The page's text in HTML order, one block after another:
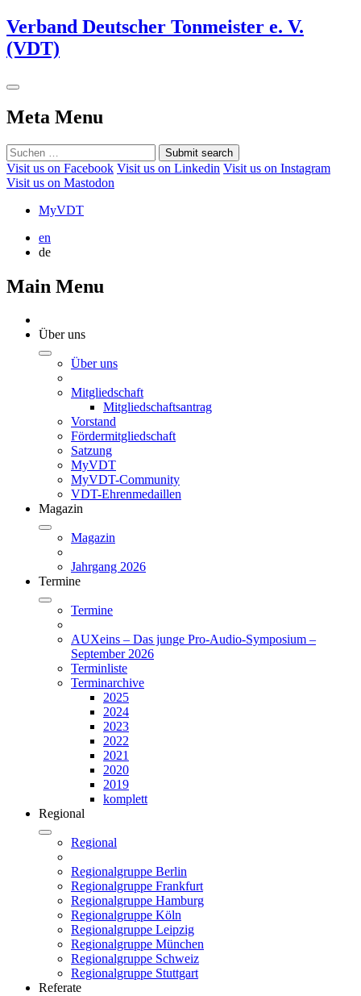
Verband Deutscher Tonmeister e. V.
(VDT)
Meta Menu
Submit search
Visit us on Facebook Visit us on Linkedin Visit us on Instagram
Visit us on Mastodon
MyVDT
en
de
Main Menu
Über uns
Über uns
Mitgliedschaft
Mitgliedschaftsantrag
Vorstand
Fördermitgliedschaft
Satzung
MyVDT
MyVDT-Community
VDT-Ehrenmedaillen
Magazin
Magazin
Jahrgang 2026
Termine
Termine
AUXeins – Das junge Pro-Audio-Symposium –
September 2026
Terminliste
Terminarchive
2025
2024
2023
2022
2021
2020
2019
komplett
Regional
Regional
Regionalgruppe Berlin
Regionalgruppe Frankfurt
Regionalgruppe Hamburg
Regionalgruppe Köln
Regionalgruppe Leipzig
Regionalgruppe München
Regionalgruppe Schweiz
Regionalgruppe Stuttgart
Referate